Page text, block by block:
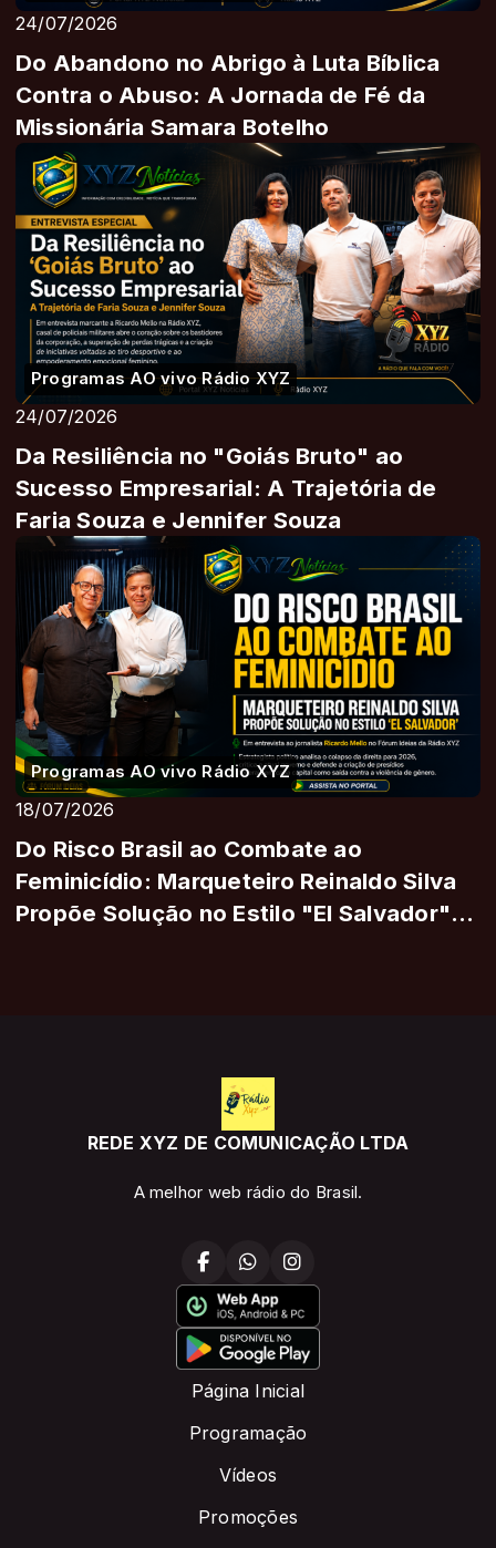
24/07/2026
Do Abandono no Abrigo à Luta Bíblica
Contra o Abuso: A Jornada de Fé da
Missionária Samara Botelho
Programas AO vivo Rádio XYZ
24/07/2026
Da Resiliência no "Goiás Bruto" ao
Sucesso Empresarial: A Trajetória de
Faria Souza e Jennifer Souza
Programas AO vivo Rádio XYZ
18/07/2026
Do Risco Brasil ao Combate ao
Feminicídio: Marqueteiro Reinaldo Silva
Propõe Solução no Estilo "El Salvador"
REDE XYZ DE COMUNICAÇÃO LTDA
A melhor web rádio do Brasil.
Página Inicial
Programação
Vídeos
Promoções